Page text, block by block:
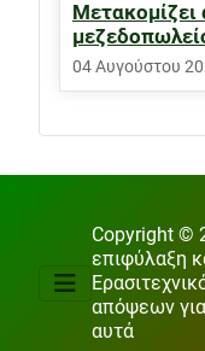
Μετακομίζει
04 Αυγούστου
Copyright ©
επιφύλαξη
απόψεων για
αυτά